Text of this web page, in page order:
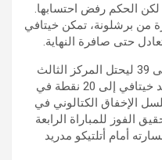
الحكم رفض احتسابها.
من برشلونة، تمكن خيتافي
حتى صافرة النهاية.
بهذا التعادل، رفع برشلونة نقاطه إلى 39 ليحتل المركز الثالث
في جدول الترتيب، بينما وصل رصيد خيتافي إلى 20 نقطة في
الإخفاق الكتالوني في
الفوز للمباراة الرابعة
أمام أتلتيكو مدريد